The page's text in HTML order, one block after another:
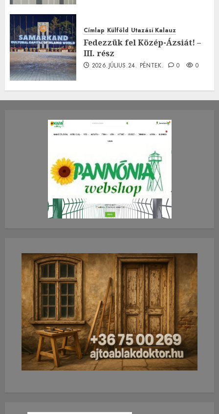
Címlap Külföld Utazási Kalauz
Fedezzük fel Közép-Ázsiát! –
III. rész
2026.JÚLIUS.24. PÉNTEK. 0 0